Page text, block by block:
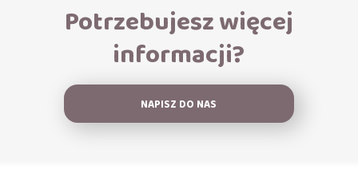
Potrzebujesz więcej
informacji?
NAPISZ DO NAS